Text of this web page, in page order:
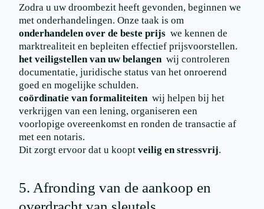
Zodra u uw droombezit heeft gevonden, beginnen we
met onderhandelingen. Onze taak is om
onderhandelen over de beste prijs we kennen de
marktrealiteit en bepleiten effectief prijsvoorstellen.
het veiligstellen van uw belangen wij controleren
documentatie, juridische status van het onroerend
goed en mogelijke schulden.
coördinatie van formaliteiten wij helpen bij het
verkrijgen van een lening, organiseren een
voorlopige overeenkomst en ronden de transactie af
met een notaris.
Dit zorgt ervoor dat u koopt veilig en stressvrij.
5. Afronding van de aankoop en